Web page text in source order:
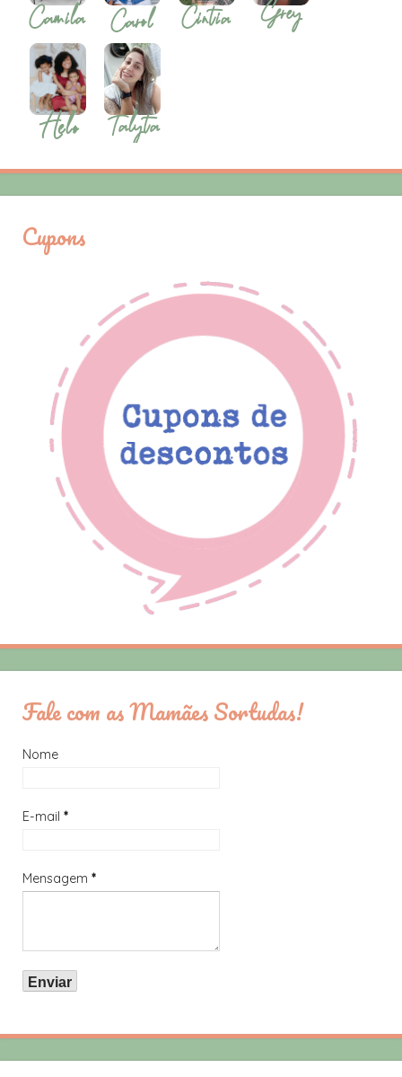
Cupons
Fale com as Mamães Sortudas!
Nome
E-mail *
Mensagem *